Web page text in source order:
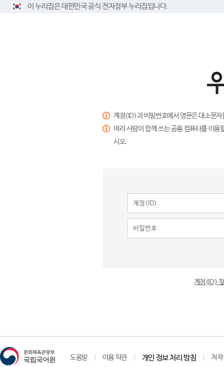
이 누리집은 대한민국 공식 전자정부 누리집입니다.
계정(ID)과 비밀번호에서 영문은 대소문
여러 사람이 함께 쓰는 공용 컴퓨터를 이
시오.
계정(ID)
도움말 이용 약관 개인 정보 처리 방침 저